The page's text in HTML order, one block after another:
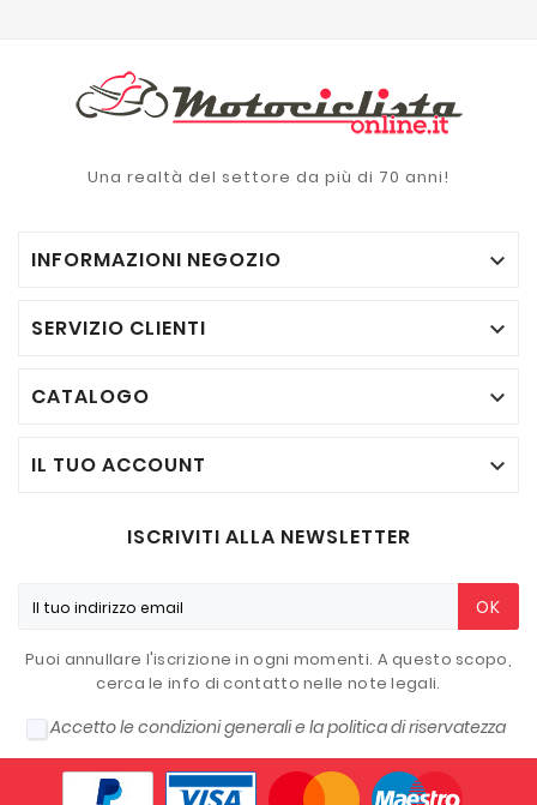
Una realtà del settore da più di 70 anni!
INFORMAZIONI NEGOZIO 
SERVIZIO CLIENTI 
CATALOGO 
IL TUO ACCOUNT 
ISCRIVITI ALLA NEWSLETTER
OK
Puoi annullare l'iscrizione in ogni momenti. A questo scopo,
cerca le info di contatto nelle note legali.
Accetto le condizioni generali e la politica di riservatezza